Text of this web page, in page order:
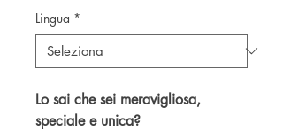
Lingua *
Lo sai che sei meravigliosa,
speciale e unica?